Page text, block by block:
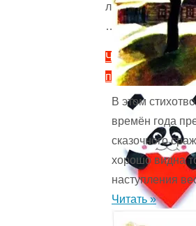
любят
…
Читать
полностью
"Поделки
детей
своими
В этом
времён года
сказочного
хорошо видна
наступления
Читать »